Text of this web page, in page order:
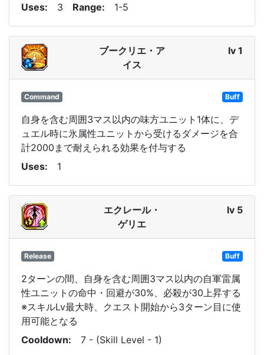
Uses
3 Range 1-5
ブークリエ・ア
イス
lv 1
Command Buff
自身を含む周囲3マス以内の味方ユニット1体に、デ
ュエル時に氷属性ユニットから受けるダメージを合
計2000まで耐えられる効果を付与する
Uses
1
エクレール・
ゲリエ
lv 5
Release Buff
2ターンの間、自身を含む周囲3マス以内の自軍雷属
性ユニットの命中・回避が30%、必殺が30上昇する
※スキルLv最大時、クエスト開始から3ターン目に使
用可能となる
Cooldown
7 - (Skill Level - 1)